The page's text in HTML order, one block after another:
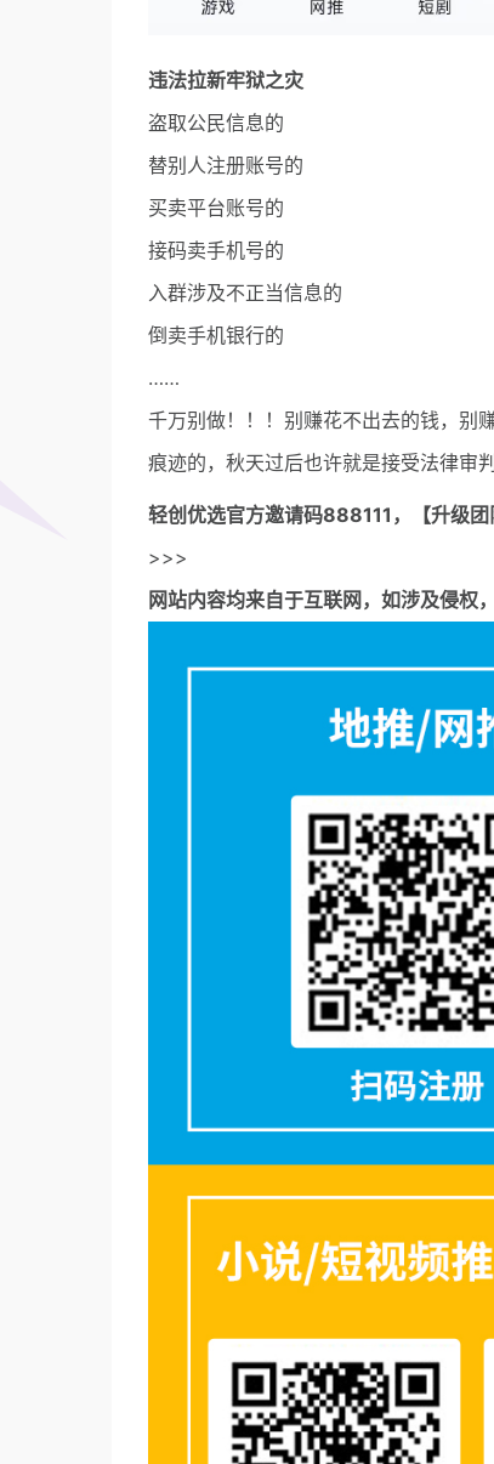
违法拉新牢狱之灾
盗取公民信息的
替别人注册账号的
买卖平台账号的
接码卖手机号的
入群涉及不正当信息的
倒卖手机银行的
……
千万别做！！！别赚花不出去的钱，别
痕迹的，秋天过后也许就是接受法律审
轻创优选官方邀请码888111，【升级
>>>
网站内容均来自于互联网，如涉及侵